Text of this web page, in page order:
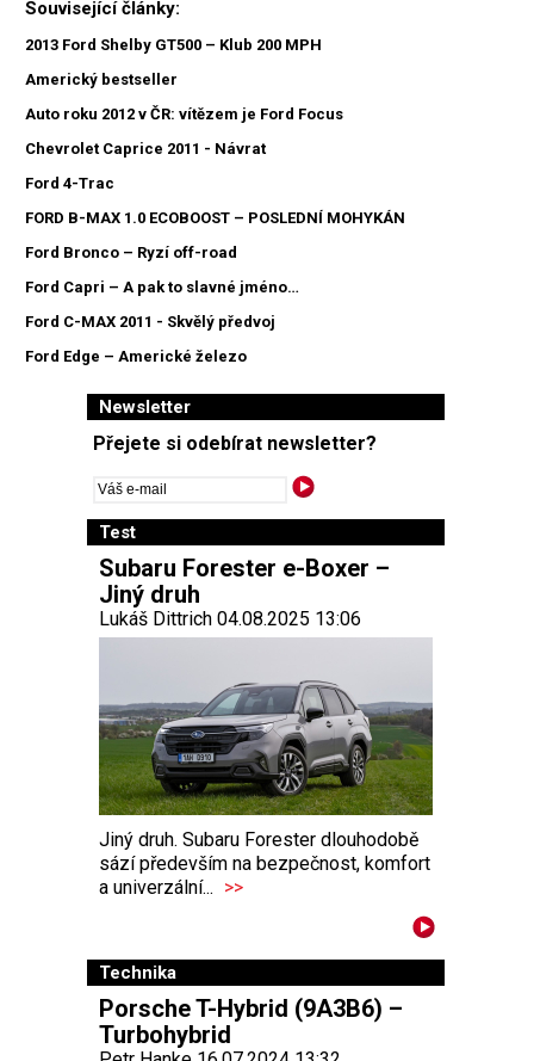
Související články:
2013 Ford Shelby GT500 – Klub 200 MPH
Americký bestseller
Auto roku 2012 v ČR: vítězem je Ford Focus
Chevrolet Caprice 2011 - Návrat
Ford 4-Trac
FORD B-MAX 1.0 ECOBOOST – POSLEDNÍ MOHYKÁN
Ford Bronco – Ryzí off-road
Ford Capri – A pak to slavné jméno…
Ford C-MAX 2011 - Skvělý předvoj
Ford Edge – Americké železo
Newsletter
Přejete si odebírat newsletter?
Test
Subaru Forester e-Boxer –
Jiný druh
Lukáš Dittrich 04.08.2025 13:06
Jiný druh. Subaru Forester dlouhodobě
sází především na bezpečnost, komfort
a univerzální... >>
Technika
Porsche T-Hybrid (9A3B6) –
Turbohybrid